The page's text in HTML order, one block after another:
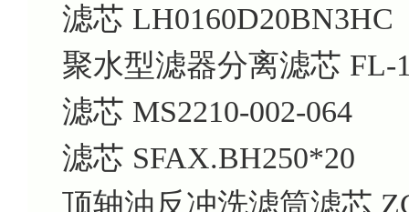
滤芯 LH0160D20BN3HC
聚水型滤器分离滤芯 FL-
滤芯 MS2210-002-064
滤芯 SFAX.BH250*20
顶轴油反冲洗滤筒滤芯